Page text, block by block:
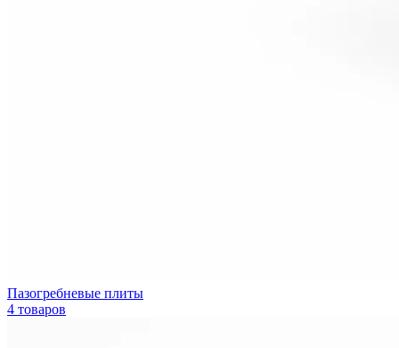
Пазогребневые плиты
4 товаров